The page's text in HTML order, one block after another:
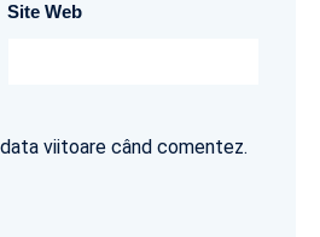
Site Web
viitoare când comentez.